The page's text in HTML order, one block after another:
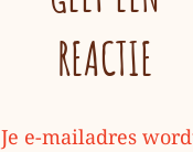
REACTIE
Je e-mailadres